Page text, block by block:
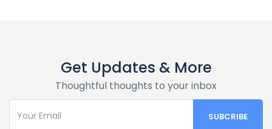
Get Updates & More
Thoughtful thoughts to your inbox